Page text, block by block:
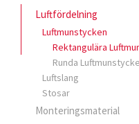
Luftfördelning
Luftmunstycken
Rektangulära
Runda
Luftslang
Stosar
Monteringsmaterial